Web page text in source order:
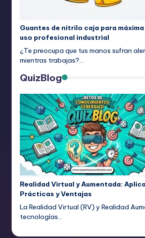
Guantes de nitrilo caja para
uso profesional industrial
¿Te preocupa que tus manos sufran
mientras trabajas?…
QuizBlog
Realidad Virtual y Aumentada:
Prácticas y Ventajas
La Realidad Virtual (RV) y Realidad
tecnologías…